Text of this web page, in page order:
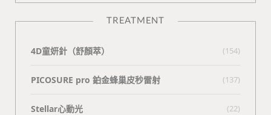
TREATMENT
4D童妍針（舒顏萃） (154)
PICOSURE pro 鉑金蜂巢皮秒雷射 (137)
Stellar心動光 (22)